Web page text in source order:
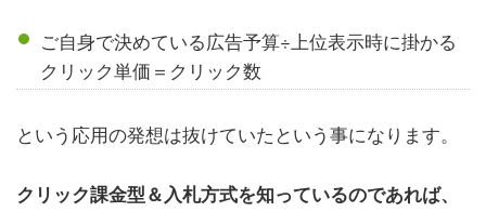
ご自身で決めている広告予算÷上位表示時に掛かる
クリック単価＝クリック数
という応用の発想は抜けていたという事になります。
クリック課金型＆入札方式を知っているのであれば、